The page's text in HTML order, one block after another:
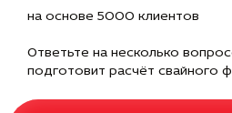
на основе 5000 клиентов
Ответьте на несколько
подготовит расчёт свайного